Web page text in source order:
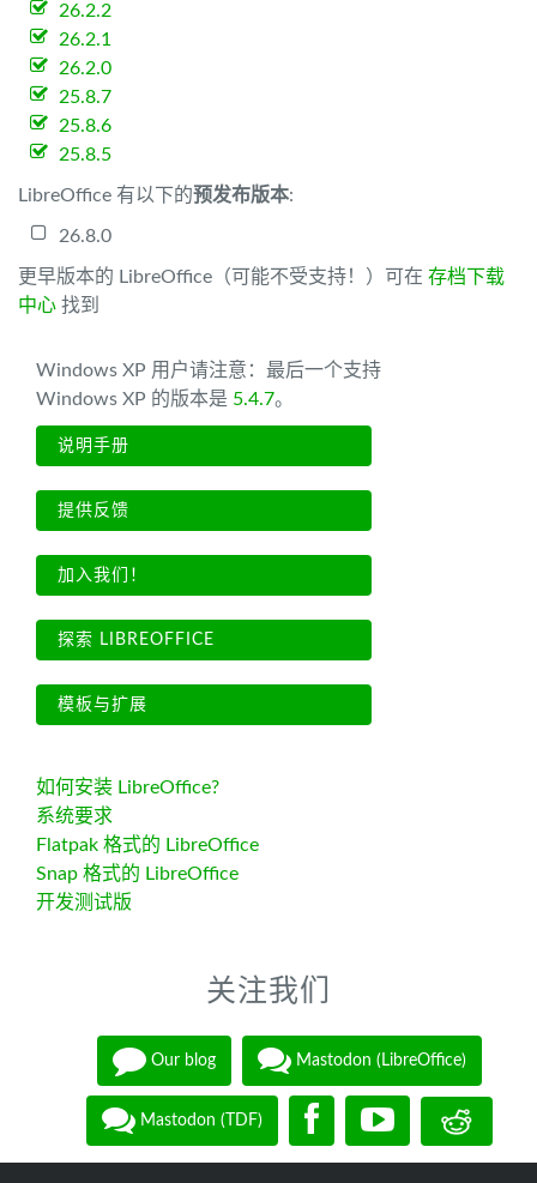
26.2.2
26.2.1
26.2.0
25.8.7
25.8.6
25.8.5
LibreOffice 有以下的预发布版本:
26.8.0
更早版本的 LibreOffice（可能不受支持！）可在 存档下载
中心 找到
Windows XP 用户请注意：最后一个支持
Windows XP 的版本是 5.4.7。
说明手册
提供反馈
加入我们！
探索 LIBREOFFICE
模板与扩展
如何安装 LibreOffice?
系统要求
Flatpak 格式的 LibreOffice
Snap 格式的 LibreOffice
开发测试版
关注我们
Our blog Mastodon (LibreOffice)
Mastodon (TDF)